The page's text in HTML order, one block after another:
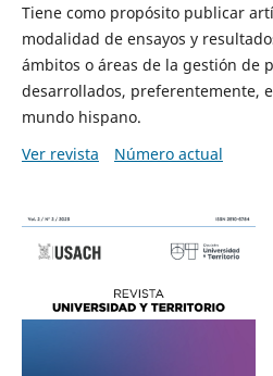
Tiene como propósito publicar
modalidad de ensayos y
ámbitos o áreas de la gestión de
desarrollados, preferentemente,
mundo hispano.
Ver revista
Número actual